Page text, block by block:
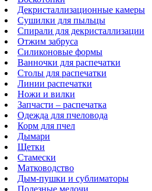
Декристаллизационные камеры
Сушилки для пыльцы
Спирали для декристаллизации
Отжим забруса
Силиконовые формы
Ванночки для распечатки
Столы для распечатки
Линии распечатки
Ножи и вилки
Запчасти – распечатка
Одежда для пчеловода
Корм для пчел
Дымари
Щетки
Стамески
Матководство
Дым-пушки и сублиматоры
Полезные мелочи